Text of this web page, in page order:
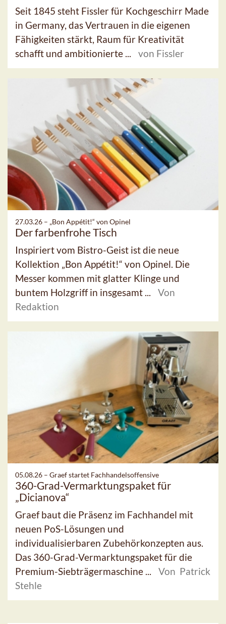
Seit 1845 steht Fissler für Kochgeschirr Made
in Germany, das Vertrauen in die eigenen
Fähigkeiten stärkt, Raum für Kreativität
schafft und ambitionierte ...
von Fissler
27.03.26 – „Bon Appétit!“ von Opinel
Der farbenfrohe Tisch
Inspiriert vom Bistro-Geist ist die neue
Kollektion „Bon Appétit!“ von Opinel. Die
Messer kommen mit glatter Klinge und
buntem Holzgriff in insgesamt ...
Von
Redaktion
05.08.26 – Graef startet Fachhandelsoffensive
360-Grad-Vermarktungspaket für
„Dicianova“
Graef baut die Präsenz im Fachhandel mit
neuen PoS-Lösungen und
individualisierbaren Zubehörkonzepten aus.
Das 360-Grad-Vermarktungspaket für die
Premium-Siebträgermaschine ...
Von Patrick
Stehle